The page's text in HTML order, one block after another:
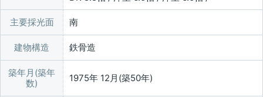
主要採光面 南
建物構造 鉄骨造
築年月(築年
数)
1975年 12月(築50年)